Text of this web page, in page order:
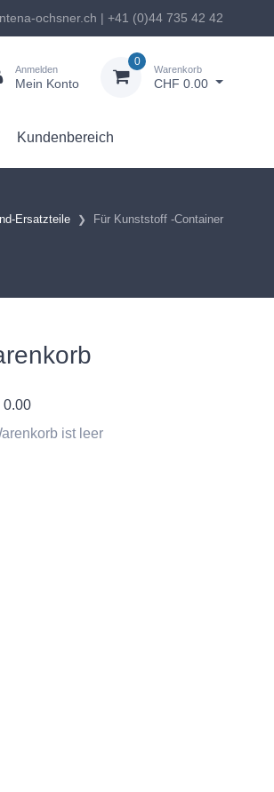
ochsner.ch | +41 (0)44 735 42 42
Anmelden
Mein Konto
0
Warenkorb
CHF 0.00
Kundenbereich
Ersatzteile Für Kunststoff -Container
0.00
ist leer